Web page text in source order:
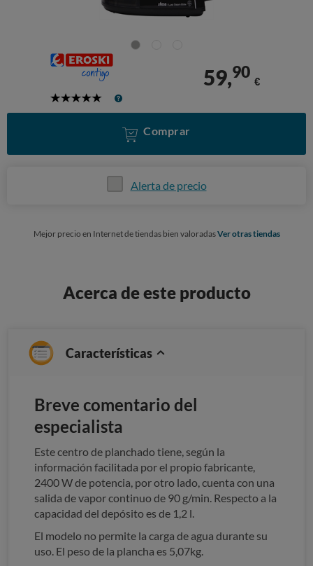
5
59,90
€
Comprar
Alerta de precio
Mejor precio en Internet de tiendas bien valoradasVer otras tiendas
Acerca de este producto
Características
Breve comentario del
especialista
Este centro de planchado tiene, según la
información facilitada por el propio fabricante,
2400 W de potencia, por otro lado, cuenta con una
salida de vapor continuo de 90 g/min. Respecto a la
capacidad del depósito es de 1,2 l.
El modelo no permite la carga de agua durante su
uso. El peso de la plancha es 5,07kg.